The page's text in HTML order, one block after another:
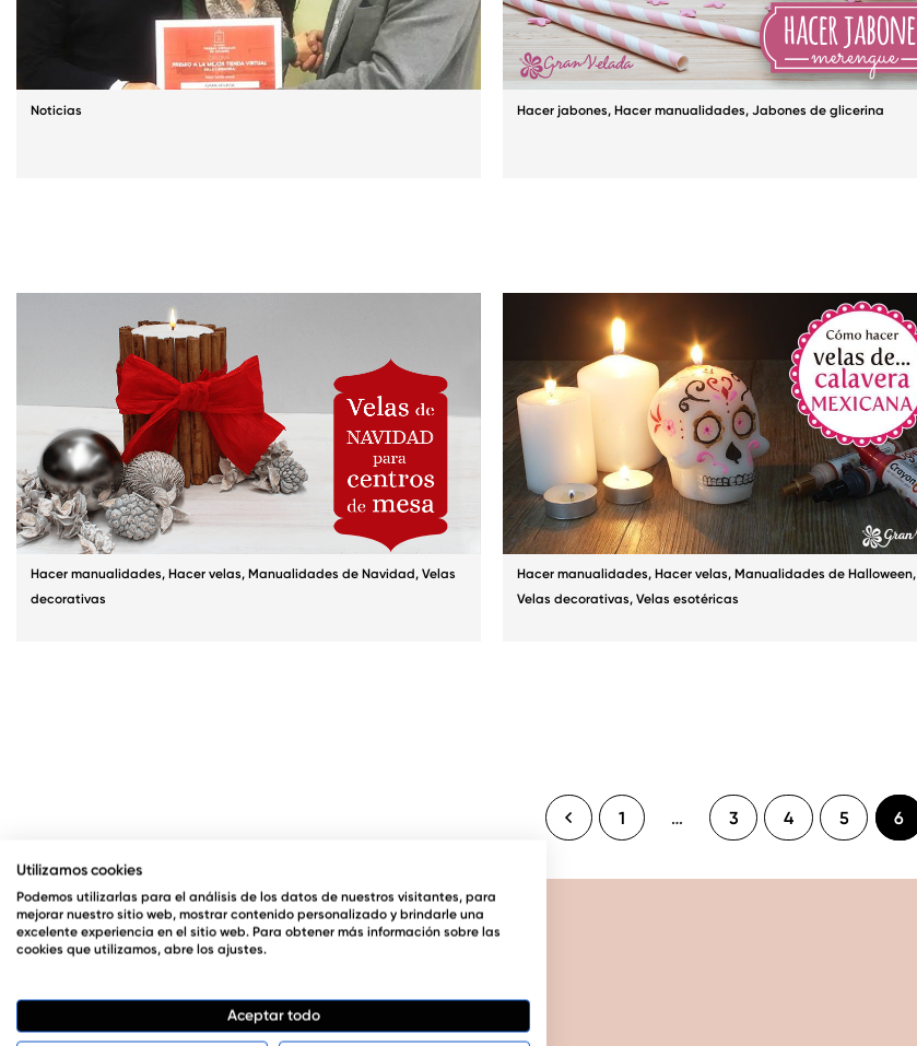
Noticias Hacer jabones,Hacer manualidades,Jabones de glicerina
Hacer manualidades,Hacer velas,Manualidades de Navidad,Velas
decorativas
Hacer manualidades,Hacer velas,Manualidades de Halloween,
Velas decorativas,Velas esotéricas
1 … 3 4 5 6
Utilizamos cookies
Podemos utilizarlas para el análisis de los datos de nuestros visitantes, para
mejorar nuestro sitio web, mostrar contenido personalizado y brindarle una
excelente experiencia en el sitio web. Para obtener más información sobre las
cookies que utilizamos, abre los ajustes.
Aceptar todo